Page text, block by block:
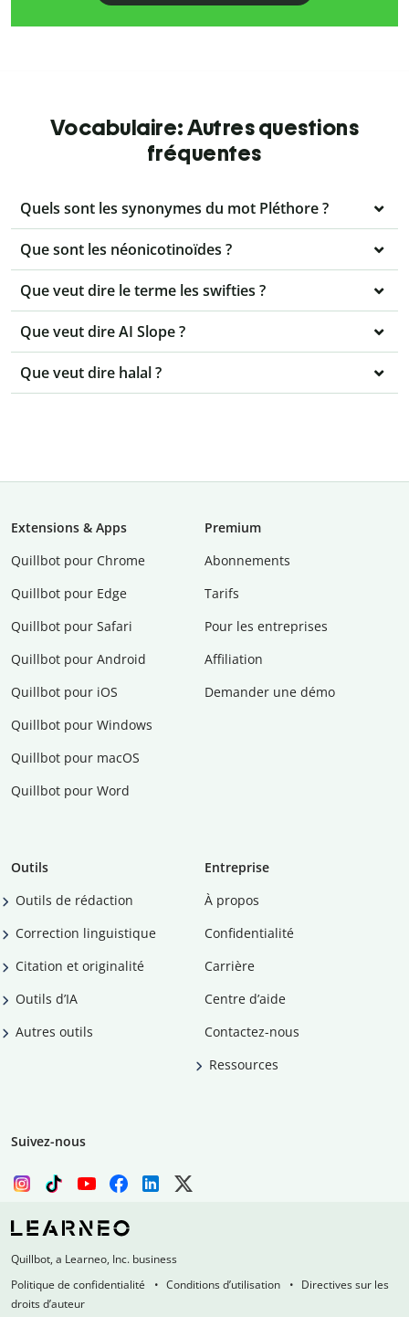
Vocabulaire: Autres questions
fréquentes
Quels sont les synonymes du mot Pléthore ?
Que sont les néonicotinoïdes ?
Que veut dire le terme les swifties ?
Que veut dire AI Slope ?
Que veut dire halal ?
Extensions & Apps
Quillbot pour Chrome
Quillbot pour Edge
Quillbot pour Safari
Quillbot pour Android
Quillbot pour iOS
Quillbot pour Windows
Quillbot pour macOS
Quillbot pour Word
Premium
Abonnements
Tarifs
Pour les entreprises
Affiliation
Demander une démo
Outils
Outils de rédaction
Correction linguistique
Citation et originalité
Outils d’IA
Autres outils
Entreprise
À propos
Confidentialité
Carrière
Centre d’aide
Contactez-nous
Ressources
Suivez-nous
Quillbot, a Learneo, Inc. business
Politique de confidentialité
Conditions d’utilisation
Directives sur les
droits d’auteur